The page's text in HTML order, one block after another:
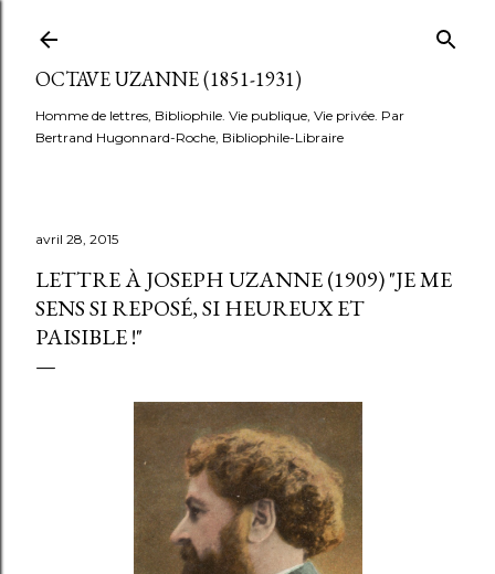
OCTAVE UZANNE (1851-1931)
Homme de lettres, Bibliophile. Vie publique, Vie privée. Par
Bertrand Hugonnard-Roche, Bibliophile-Libraire
avril 28, 2015
LETTRE À JOSEPH UZANNE (1909) "JE ME
SENS SI REPOSÉ, SI HEUREUX ET
PAISIBLE !"